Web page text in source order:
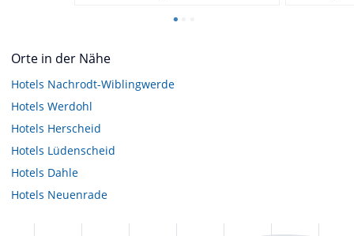
Orte in der Nähe
Hotels Nachrodt-Wiblingwerde
Hotels Werdohl
Hotels Herscheid
Hotels Lüdenscheid
Hotels Dahle
Hotels Neuenrade